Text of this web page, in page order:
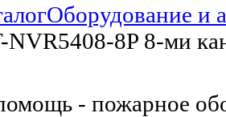
Оборудование и
8P 8-ми
- пожарное